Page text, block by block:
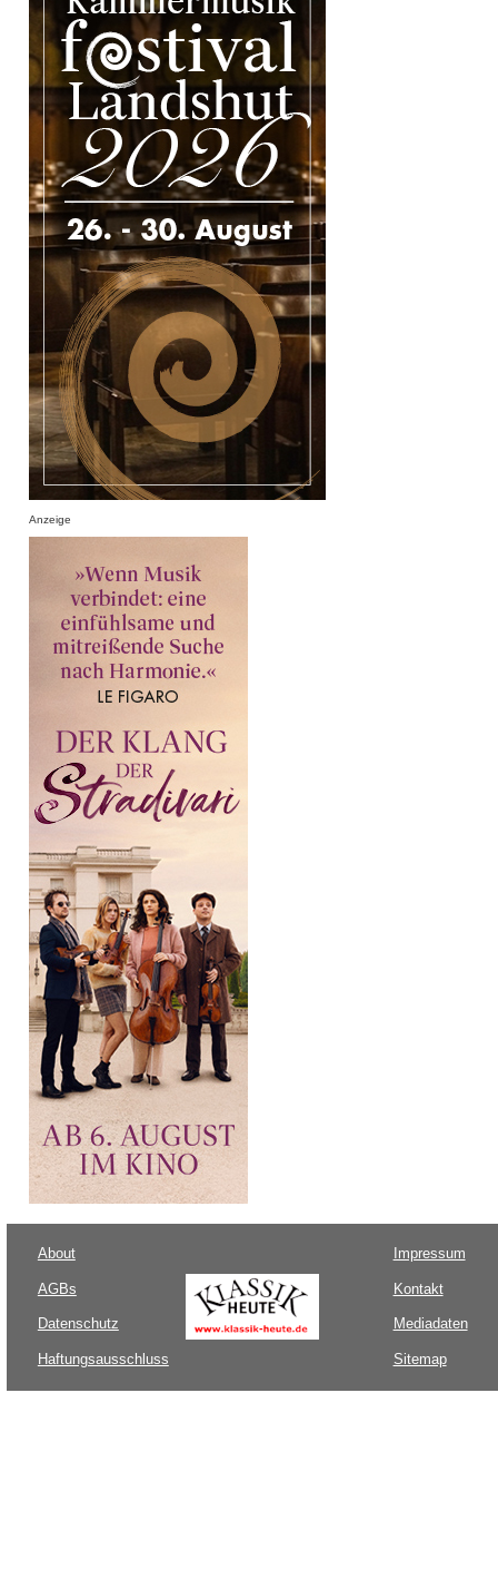
Anzeige
About
AGBs
Datenschutz
Haftungsausschluss
Impressum
Kontakt
Mediadaten
Sitemap